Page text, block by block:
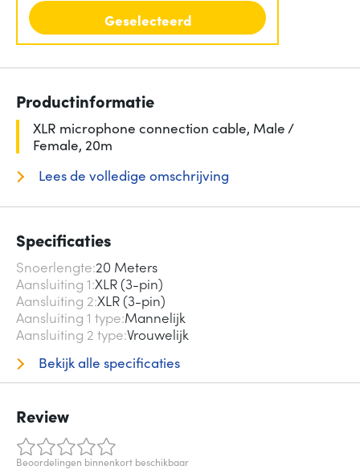
Geselecteerd
Productinformatie
XLR microphone connection cable, Male /
Female, 20m
Lees de volledige omschrijving
Specificaties
Snoerlengte 20 Meters
Aansluiting 1 XLR (3-pin)
Aansluiting 2 XLR (3-pin)
Aansluiting 1 type Mannelijk
Aansluiting 2 type Vrouwelijk
Bekijk alle specificaties
Review
Beoordelingen binnenkort beschikbaar